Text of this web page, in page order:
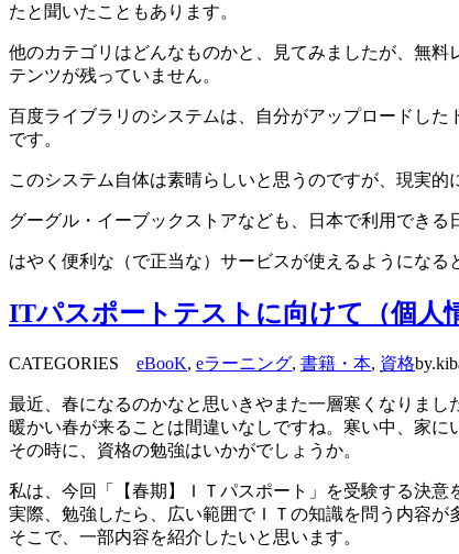
たと聞いたこともあります。
他のカテゴリはどんなものかと、見てみましたが、無
テンツが残っていません。
百度ライブラリのシステムは、自分がアップロードし
です。
このシステム自体は素晴らしいと思うのですが、現実的
グーグル・イーブックストアなども、日本で利用できる
はやく便利な（で正当な）サービスが使えるようになる
ITパスポートテストに向けて（個人
CATEGORIES eBooK, eラーニング, 書籍・本, 資格
最近、春になるのかなと思いきやまた一層寒くなりまし
暖かい春が来ることは間違いなしですね。寒い中、家に
その時に、資格の勉強はいかがでしょうか。
私は、今回「【春期】ＩＴパスポート」を受験する決意
実際、勉強したら、広い範囲でＩＴの知識を問う内容が
そこで、一部内容を紹介したいと思います。